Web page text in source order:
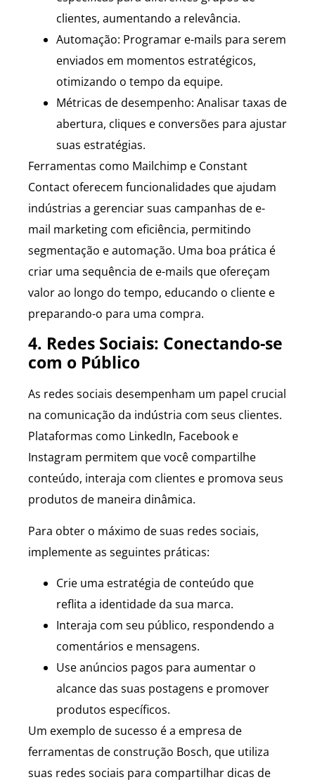
clientes, aumentando a relevância.
Automação: Programar e-mails para serem
enviados em momentos estratégicos,
otimizando o tempo da equipe.
Métricas de desempenho: Analisar taxas de
abertura, cliques e conversões para ajustar
suas estratégias.
Ferramentas como Mailchimp e Constant
Contact oferecem funcionalidades que ajudam
indústrias a gerenciar suas campanhas de e-
mail marketing com eficiência, permitindo
segmentação e automação. Uma boa prática é
criar uma sequência de e-mails que ofereçam
valor ao longo do tempo, educando o cliente e
preparando-o para uma compra.
4. Redes Sociais: Conectando-se
com o Público
As redes sociais desempenham um papel crucial
na comunicação da indústria com seus clientes.
Plataformas como LinkedIn, Facebook e
Instagram permitem que você compartilhe
conteúdo, interaja com clientes e promova seus
produtos de maneira dinâmica.
Para obter o máximo de suas redes sociais,
implemente as seguintes práticas:
Crie uma estratégia de conteúdo que
reflita a identidade da sua marca.
Interaja com seu público, respondendo a
comentários e mensagens.
Use anúncios pagos para aumentar o
alcance das suas postagens e promover
produtos específicos.
Um exemplo de sucesso é a empresa de
ferramentas de construção Bosch, que utiliza
suas redes sociais para compartilhar dicas de